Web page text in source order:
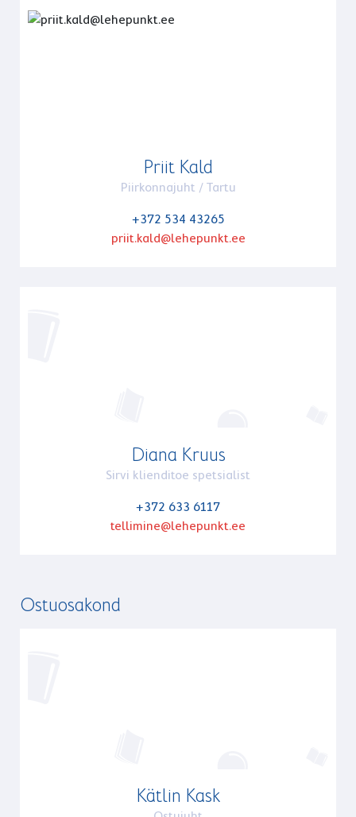
Priit Kald
Piirkonnajuht / Tartu
+372 534 43265
priit.kald@lehepunkt.ee
Diana Kruus
Sirvi klienditoe spetsialist
+372 633 6117
tellimine@lehepunkt.ee
Ostuosakond
Kätlin Kask